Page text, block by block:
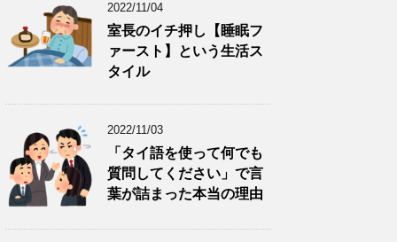
2022/11/04
室長のイチ押し【睡眠フ
ァースト】という生活ス
タイル
2022/11/03
「タイ語を使って何でも
質問してください」で言
葉が詰まった本当の理由